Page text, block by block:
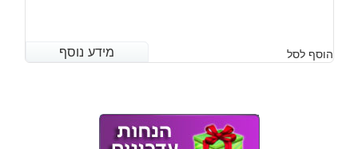
מידע נוסף הוסף לסל מידע נוסף